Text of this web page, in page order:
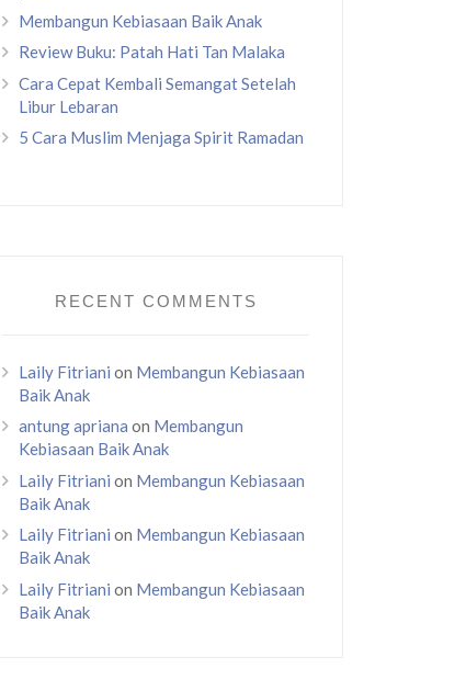
Membangun Kebiasaan Baik Anak
Review Buku: Patah Hati Tan Malaka
Cara Cepat Kembali Semangat Setelah
Libur Lebaran
5 Cara Muslim Menjaga Spirit Ramadan
RECENT COMMENTS
Laily Fitriani on Membangun Kebiasaan
Baik Anak
antung apriana on Membangun
Kebiasaan Baik Anak
Laily Fitriani on Membangun Kebiasaan
Baik Anak
Laily Fitriani on Membangun Kebiasaan
Baik Anak
Laily Fitriani on Membangun Kebiasaan
Baik Anak